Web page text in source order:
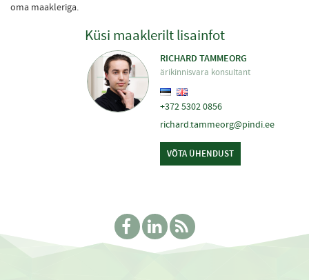
oma maakleriga.
Küsi maaklerilt lisainfot
RICHARD TAMMEORG
ärikinnisvara konsultant
+372 5302 0856
richard.tammeorg@pindi.ee
VÕTA ÜHENDUST